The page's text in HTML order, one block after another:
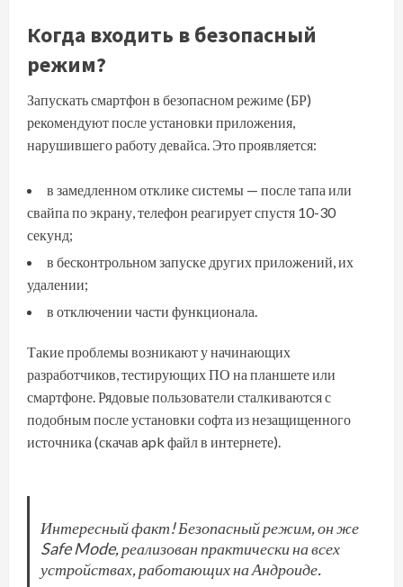
Когда входить в безопасный
режим?
Запускать смартфон в безопасном режиме (БР)
рекомендуют после установки приложения,
нарушившего работу девайса. Это проявляется:
в замедленном отклике системы — после тапа или
свайпа по экрану, телефон реагирует спустя 10-30
секунд;
в бесконтрольном запуске других приложений, их
удалении;
в отключении части функционала.
Такие проблемы возникают у начинающих
разработчиков, тестирующих ПО на планшете или
смартфоне. Рядовые пользователи сталкиваются с
подобным после установки софта из незащищенного
источника (скачав apk файл в интернете).
Интересный факт! Безопасный режим, он же
SafeMode, реализован практически на всех
устройствах, работающих на Андроиде.